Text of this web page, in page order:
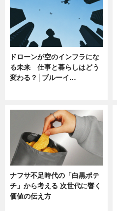
ドローンが空のインフラにな
る未来 仕事と暮らしはどう
変わる？│ブルーイ…
ナフサ不足時代の「白黒ポテ
チ」から考える 次世代に響く
価値の伝え方